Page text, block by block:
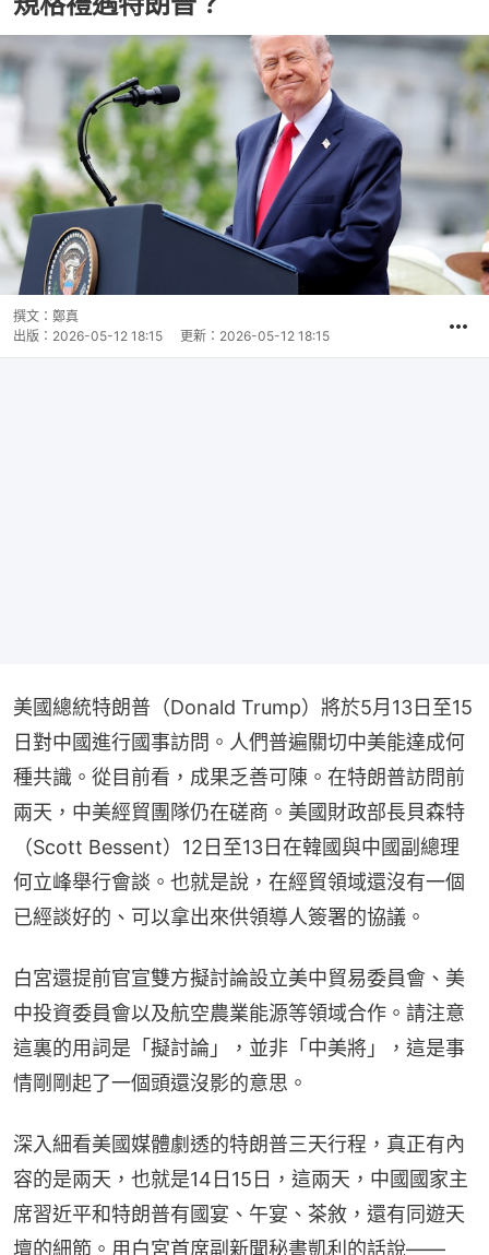
撰文： 鄭真
出版： 2026-05-12 18:15 更新： 2026-05-12 18:15
美國總統特朗普（Donald Trump）將於5月13日至15
日對中國進行國事訪問。人們普遍關切中美能達成何
種共識。從目前看，成果乏善可陳。在特朗普訪問前
兩天，中美經貿團隊仍在磋商。美國財政部長貝森特
（Scott Bessent）12日至13日在韓國與中國副總理
何立峰舉行會談。也就是說，在經貿領域還沒有一個
已經談好的、可以拿出來供領導人簽署的協議。
白宮還提前官宣雙方擬討論設立美中貿易委員會、美
中投資委員會以及航空農業能源等領域合作。請注意
這裏的用詞是「擬討論」，並非「中美將」，這是事
情剛剛起了一個頭還沒影的意思。
深入細看美國媒體劇透的特朗普三天行程，真正有內
容的是兩天，也就是14日15日，這兩天，中國國家主
席習近平和特朗普有國宴、午宴、茶敘，還有同遊天
壇的細節。用白宮首席副新聞秘書凱利的話說——